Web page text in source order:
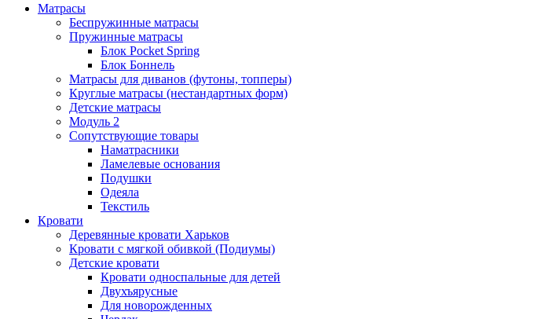
Матрасы
Беспружинные матрасы
Пружинные матрасы
Блок Pocket Spring
Блок Боннель
Матрасы для диванов (футоны, топперы)
Круглые матрасы (нестандартных форм)
Детские матрасы
Модуль 2
Сопутствующие товары
Наматрасники
Ламелевые основания
Подушки
Одеяла
Текстиль
Кровати
Деревянные кровати Харьков
Кровати с мягкой обивкой (Подиумы)
Детские кровати
Кровати односпальные для детей
Двухъярусные
Для новорожденных